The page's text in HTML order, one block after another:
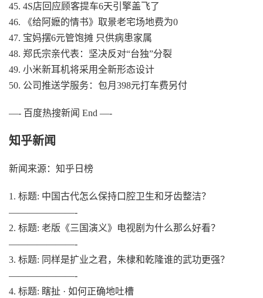
45. 4S店回应顾客提车6天引擎盖飞了
46. 《给阿嬷的情书》取景老宅场地费为0
47. 宝妈摆6元管饱摊 只供病患家属
48. 郑氏宗亲代表：坚决反对“台独”分裂
49. 小米新耳机将采用全新形态设计
50. 公司推送学服务：包月398元打车费另付
—- 百度热搜新闻 End —-
知乎新闻
新闻来源：知乎日榜
1. 标题: 中国古代怎么保持口腔卫生和牙齿整洁？
———————-
2. 标题: 老版《三国演义》电视剧为什么那么好看？
———————-
3. 标题: 同样是扩业之君，朱棣和乾隆谁的武功更强？
———————-
4. 标题: 瞎扯 · 如何正确地吐槽